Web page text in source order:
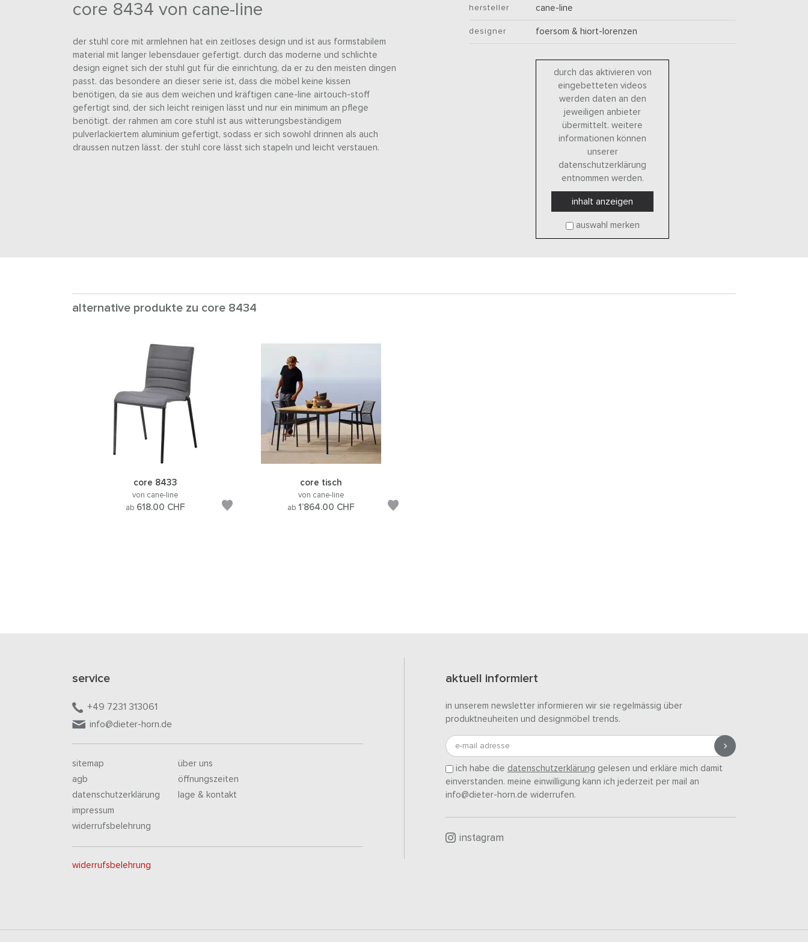
core 8434 von cane-line
der stuhl core mit armlehnen hat ein zeitloses design und ist aus formstabilem
material mit langer lebensdauer gefertigt. durch das moderne und schlichte
design eignet sich der stuhl gut für die einrichtung, da er zu den meisten dingen
passt. das besondere an dieser serie ist, dass die möbel keine kissen
benötigen, da sie aus dem weichen und kräftigen cane-line airtouch-stoff
gefertigt sind, der sich leicht reinigen lässt und nur ein minimum an pflege
benötigt. der rahmen am core stuhl ist aus witterungsbeständigem
pulverlackiertem aluminium gefertigt, sodass er sich sowohl drinnen als auch
draussen nutzen lässt. der stuhl core lässt sich stapeln und leicht verstauen.
hersteller cane-line
designer foersom & hiort-lorenzen
durch das aktivieren von
eingebetteten videos
werden daten an den
jeweiligen anbieter
übermittelt. weitere
informationen können
unserer
datenschutzerklärung
entnommen werden.
inhalt anzeigen
auswahl merken
alternative produkte zu core 8434
core 8433
von cane-line
ab 618.00 CHF
core tisch
von cane-line
ab 1’864.00 CHF
service
+49 7231 313061
info@dieter-horn.de
sitemap
agb
datenschutzerklärung
impressum
widerrufsbelehrung
über uns
öffnungszeiten
lage & kontakt
widerrufsbelehrung
aktuell informiert
in unserem newsletter informieren wir sie regelmässig über
produktneuheiten und designmöbel trends.
e-mail adresse
ich habe die datenschutzerklärung gelesen und erkläre mich damit
einverstanden. meine einwilligung kann ich jederzeit per mail an
info@dieter-horn.de widerrufen.
instagram